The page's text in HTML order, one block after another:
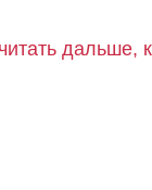
дальше,